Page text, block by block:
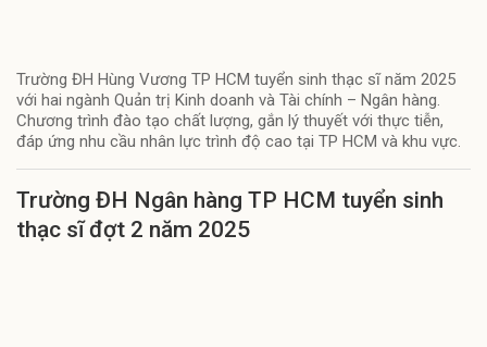
Trường ĐH Hùng Vương TP HCM tuyển sinh thạc sĩ năm 2025
với hai ngành Quản trị Kinh doanh và Tài chính – Ngân hàng.
Chương trình đào tạo chất lượng, gắn lý thuyết với thực tiễn,
đáp ứng nhu cầu nhân lực trình độ cao tại TP HCM và khu vực.
Trường ĐH Ngân hàng TP HCM tuyển sinh
thạc sĩ đợt 2 năm 2025